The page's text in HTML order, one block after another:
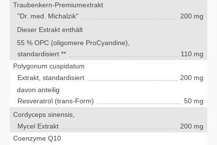
Traubenkern-Premiumextrakt
"Dr. med. Michalzik"
200 mg
Dieser Extrakt enthält
55 % OPC (oligomere ProCyandine),
standardisiert **
110 mg
Polygonum cuspidatum
Extrakt, standardisiert
200 mg
davon anteilig
Resveratrol (trans-Form)
50 mg
Cordyceps sinensis,
Mycel Extrakt
200 mg
Coenzyme Q10